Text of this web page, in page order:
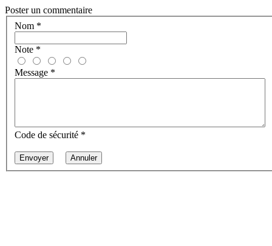
Poster un commentaire
Nom *
Note *
Message *
Code de sécurité *